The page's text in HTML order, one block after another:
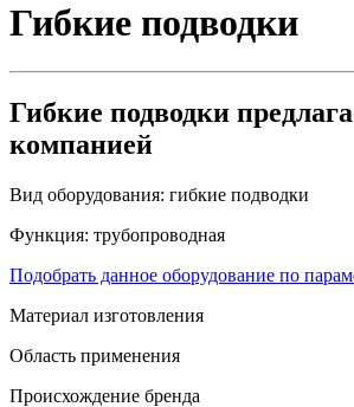
Гибкие подводки
Гибкие подводки
компанией
Вид оборудования: гибкие подводки
Функция: трубопроводная
Подобрать данное оборудование по
Материал изготовления
Область применения
Происхождение бренда